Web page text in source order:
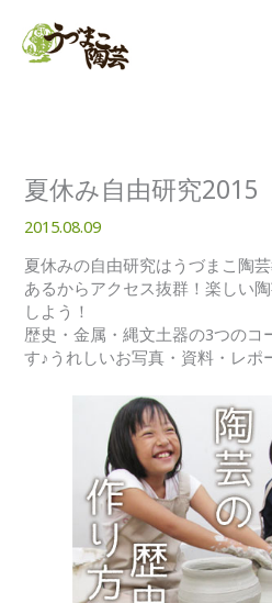
夏休み自由研究2015
2015.08.09
夏休みの自由研究はうづまこ陶
あるからアクセス抜群！楽しい
しよう！
歴史・金属・縄文土器の3つのコ
す♪うれしいお写真・資料・レ